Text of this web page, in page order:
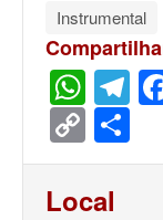
Instrumental
Copy
Link
Local